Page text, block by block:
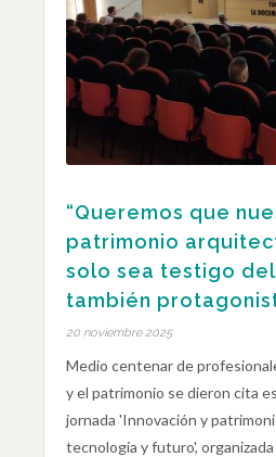
“Queremos que
patrimonio
solo sea testigo
también
20 noviembre 2025
Medio centenar de
y el patrimonio se dieron cita
jornada 'Innovación y
tecnología y futuro',